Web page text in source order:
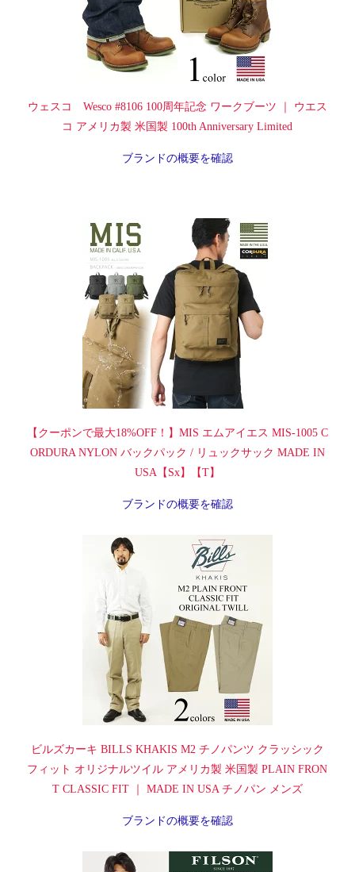
ウェスコ Wesco #8106 100周年記念 ワークブーツ ｜ ウエス
コ アメリカ製 米国製 100th Anniversary Limited
ブランドの概要を確認
【クーポンで最大18%OFF！】MIS エムアイエス MIS-1005 C
ORDURA NYLON バックパック / リュックサック MADE IN
USA【Sx】【T】
ブランドの概要を確認
ビルズカーキ BILLS KHAKIS M2 チノパンツ クラッシック
フィット オリジナルツイル アメリカ製 米国製 PLAIN FRON
T CLASSIC FIT ｜ MADE IN USA チノパン メンズ
ブランドの概要を確認